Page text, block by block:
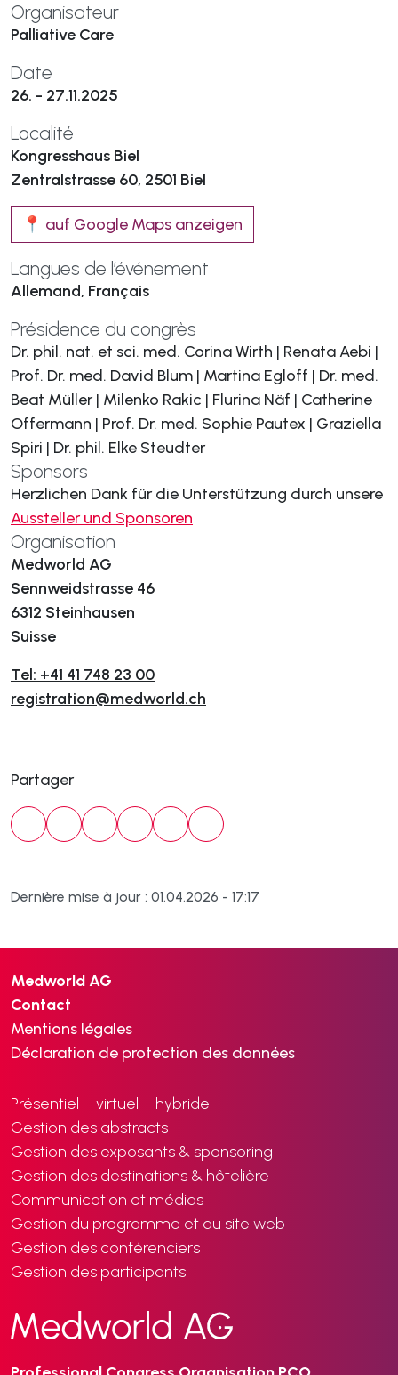
Organisateur
Palliative Care
Date
26. - 27.11.2025
Localité
Kongresshaus Biel
Zentralstrasse 60, 2501 Biel
📍 auf Google Maps anzeigen
Langues de l’événement
Allemand, Français
Présidence du congrès
Dr. phil. nat. et sci. med. Corina Wirth | Renata Aebi |
Prof. Dr. med. David Blum | Martina Egloff | Dr. med.
Beat Müller | Milenko Rakic | Flurina Näf | Catherine
Offermann | Prof. Dr. med. Sophie Pautex | Graziella
Spiri | Dr. phil. Elke Steudter
Sponsors
Herzlichen Dank für die Unterstützung durch unsere
Aussteller und Sponsoren
Organisation
Medworld AG
Sennweidstrasse 46
6312 Steinhausen
Suisse
Tel: +41 41 748 23 00
registration@medworld.ch
Partager
Dernière mise à jour : 01.04.2026 - 17:17
Medworld AG
Contact
Mentions légales
Déclaration de protection des données
Présentiel – virtuel – hybride
Gestion des abstracts
Gestion des exposants & sponsoring
Gestion des destinations & hôtelière
Communication et médias
Gestion du programme et du site web
Gestion des conférenciers
Gestion des participants